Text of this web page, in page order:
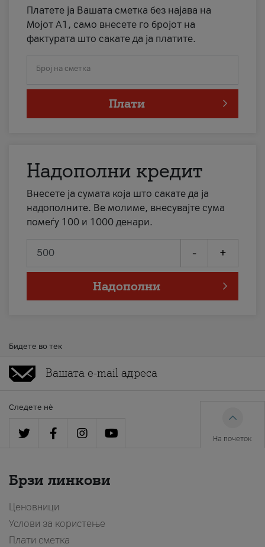
Платете ја Вашата сметка без најава на
Мојот А1, само внесете го бројот на
фактурата што сакате да ја платите.
Број на сметка
Плати
Надополни кредит
Внесете ја сумата која што сакате да ја
надополните. Ве молиме, внесувајте сума
помеѓу 100 и 1000 денари.
- +
Надополни
Бидете во тек
Следете нè
На почеток
Брзи линкови
Ценовници
Услови за користење
Плати сметка